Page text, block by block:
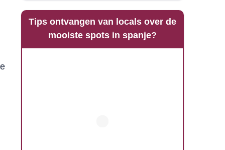
Tips ontvangen van locals over de
mooiste spots in spanje?